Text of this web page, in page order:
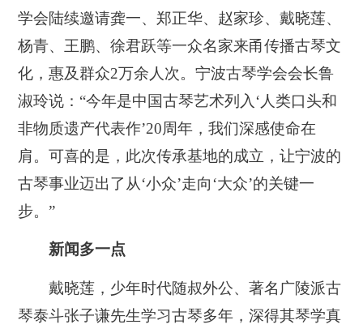
学会陆续邀请龚一、郑正华、赵家珍、戴晓莲、
杨青、王鹏、徐君跃等一众名家来甬传播古琴文
化，惠及群众2万余人次。宁波古琴学会会长鲁
淑玲说：“今年是中国古琴艺术列入‘人类口头和
非物质遗产代表作’20周年，我们深感使命在
肩。可喜的是，此次传承基地的成立，让宁波的
古琴事业迈出了从‘小众’走向‘大众’的关键一
步。”
新闻多一点
戴晓莲，少年时代随叔外公、著名广陵派古
琴泰斗张子谦先生学习古琴多年，深得其琴学真